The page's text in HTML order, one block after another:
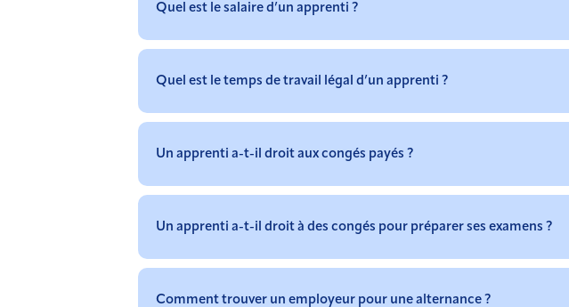
Quel est le salaire d’un apprenti ?
Quel est le temps de travail légal d’un apprenti ?
Un apprenti a-t-il droit aux congés payés ?
Un apprenti a-t-il droit à des congés pour préparer ses examens ?
Comment trouver un employeur pour une alternance ?